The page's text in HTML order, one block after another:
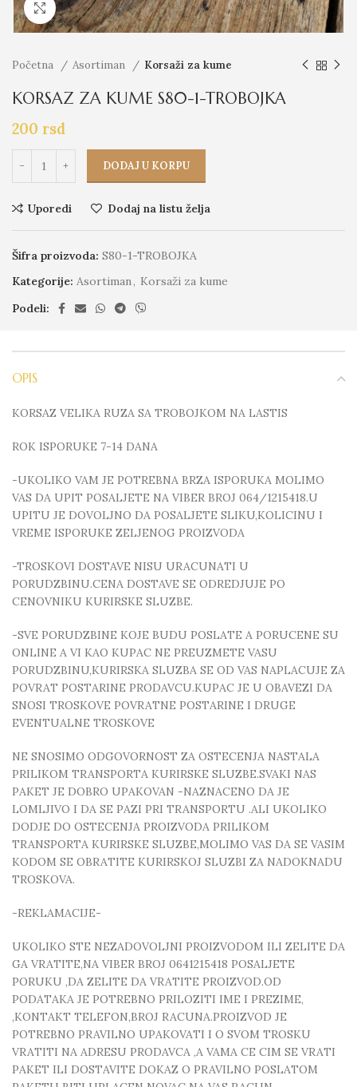
Click to enlarge
Početna Asortiman Korsaži za kume
KORSAZ ZA KUME S80-1-TROBOJKA
200 rsd
DODAJ U KORPU
Uporedi Dodaj na listu želja
Šifra proizvoda: S80-1-TROBOJKA
Kategorije: Asortiman, Korsaži za kume
Podeli:
OPIS
KORSAZ VELIKA RUZA SA TROBOJKOM NA LASTIS
ROK ISPORUKE 7-14 DANA
-UKOLIKO VAM JE POTREBNA BRZA ISPORUKA MOLIMO
VAS DA UPIT POSALJETE NA VIBER BROJ 064/1215418.U
UPITU JE DOVOLJNO DA POSALJETE SLIKU,KOLICINU I
VREME ISPORUKE ZELJENOG PROIZVODA
-TROSKOVI DOSTAVE NISU URACUNATI U
PORUDZBINU.CENA DOSTAVE SE ODREDJUJE PO
CENOVNIKU KURIRSKE SLUZBE.
-SVE PORUDZBINE KOJE BUDU POSLATE A PORUCENE SU
ONLINE A VI KAO KUPAC NE PREUZMETE VASU
PORUDZBINU,KURIRSKA SLUZBA SE OD VAS NAPLACUJE ZA
POVRAT POSTARINE PRODAVCU.KUPAC JE U OBAVEZI DA
SNOSI TROSKOVE POVRATNE POSTARINE I DRUGE
EVENTUALNE TROSKOVE
NE SNOSIMO ODGOVORNOST ZA OSTECENJA NASTALA
PRILIKOM TRANSPORTA KURIRSKE SLUZBE.SVAKI NAS
PAKET JE DOBRO UPAKOVAN -NAZNACENO DA JE
LOMLJIVO I DA SE PAZI PRI TRANSPORTU .ALI UKOLIKO
DODJE DO OSTECENJA PROIZVODA PRILIKOM
TRANSPORTA KURIRSKE SLUZBE,MOLIMO VAS DA SE VASIM
KODOM SE OBRATITE KURIRSKOJ SLUZBI ZA NADOKNADU
TROSKOVA.
-REKLAMACIJE-
UKOLIKO STE NEZADOVOLJNI PROIZVODOM ILI ZELITE DA
GA VRATITE,NA VIBER BROJ 0641215418 POSALJETE
PORUKU ,DA ZELITE DA VRATITE PROIZVOD.OD
PODATAKA JE POTREBNO PRILOZITI IME I PREZIME,
,KONTAKT TELEFON,BROJ RACUNA.PROIZVOD JE
POTREBNO PRAVILNO UPAKOVATI I O SVOM TROSKU
VRATITI NA ADRESU PRODAVCA ,A VAMA CE CIM SE VRATI
PAKET ILI DOSTAVITE DOKAZ O PRAVILNO POSLATOM